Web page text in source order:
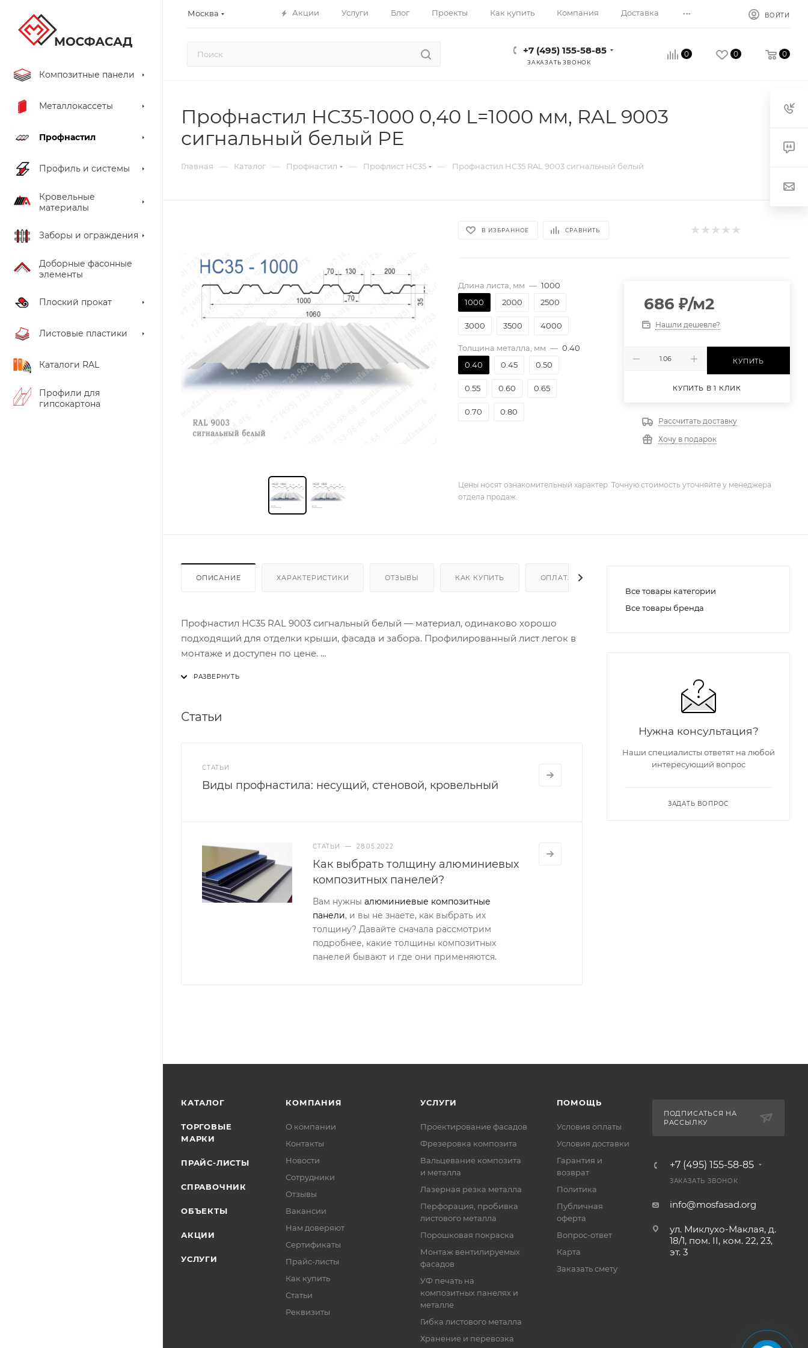
Москва Акции Услуги Блог Проекты Как купить Компания Доставка ... ВОЙТИ
+7 (495) 155-58-85
ЗАКАЗАТЬ ЗВОНОК
0 0 0
Композитные панели
Металлокассеты
Профнастил
Профиль и системы
Кровельные
материалы
Заборы и ограждения
Доборные фасонные
элементы
Плоский прокат
Листовые пластики
Каталоги RAL
Профили для
гипсокартона
Профнастил НС35-1000 0,40 L=1000 мм, RAL 9003
сигнальный белый РЕ
Главная — Каталог — Профнастил — Профлист НС35 — Профнастил НС35 RAL 9003 сигнальный белый
В ИЗБРАННОЕ СРАВНИТЬ
Длина листа, мм — 1000
1000
2000 2500
3000 3500 4000
Толщина металла, мм — 0.40
0.40
0.45 0.50
0.55 0.60 0.65
0.70 0.80
686 ₽/м2
Нашли дешевле?
КУПИТЬ
КУПИТЬ В 1 КЛИК
Рассчитать доставку
Хочу в подарок
Цены носят ознакомительный характер. Точную стоимость уточняйте у менеджера
отдела продаж.
ОПИСАНИЕ ХАРАКТЕРИСТИКИ ОТЗЫВЫ КАК КУПИТЬ ОПЛАТА
Профнастил НС35 RAL 9003 сигнальный белый — материал, одинаково хорошо
подходящий для отделки крыши, фасада и забора. Профилированный лист легок в
монтаже и доступен по цене.
Статьи
СТАТЬИ
Виды профнастила: несущий, стеновой, кровельный
СТАТЬИ — 28.05.2022
Как выбрать толщину алюминиевых
композитных панелей?
Вам нужныалюминиевые композитные
панели, и вы не знаете, как выбрать их
толщину? Давайте сначала рассмотрим
подробнее, какие толщины композитных
панелей бывают и где они применяются.
Все товары категории
Все товары бренда
Нужна консультация?
Наши специалисты ответят на любой
интересующий вопрос
ЗАДАТЬ ВОПРОС
КАТАЛОГ
ТОРГОВЫЕ
МАРКИ
ПРАЙС-ЛИСТЫ
СПРАВОЧНИК
ОБЪЕКТЫ
АКЦИИ
УСЛУГИ
КОМПАНИЯ
О компании
Контакты
Новости
Сотрудники
Отзывы
Вакансии
Нам доверяют
Сертификаты
Прайс-листы
Как купить
Статьи
Реквизиты
УСЛУГИ
Проектирование фасадов
Фрезеровка композита
Вальцевание композита
и металла
Лазерная резка металла
Перфорация, пробивка
листового металла
Порошковая покраска
Монтаж вентилируемых
фасадов
УФ печать на
композитных панелях и
металле
Гибка листового металла
Хранение и перевозка
ПОМОЩЬ
Условия оплаты
Условия доставки
Гарантия и
возврат
Политика
Публичная
оферта
Вопрос-ответ
Карта
Заказать смету
ПОДПИСАТЬСЯ НА
РАССЫЛКУ
+7 (495) 155-58-85
ЗАКАЗАТЬ ЗВОНОК
info@mosfasad.org
ул. Миклухо-Маклая, д.
18/1, пом. II, ком. 22, 23,
эт. 3